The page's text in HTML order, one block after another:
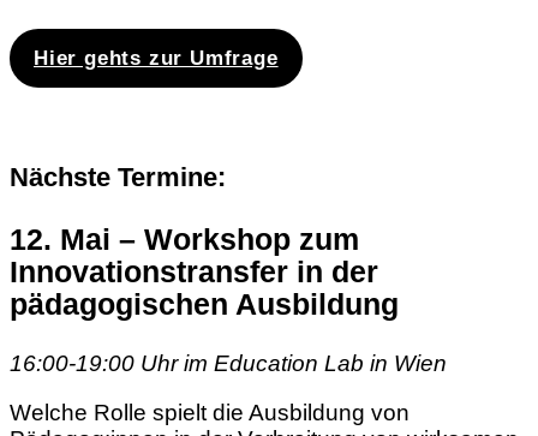
Hier gehts zur Umfrage
Nächste Termine:
12. Mai – Workshop zum
Innovationstransfer in der
pädagogischen Ausbildung
16:00-19:00 Uhr im Education Lab in Wien
Welche Rolle spielt die Ausbildung von